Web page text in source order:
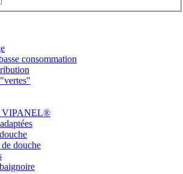
consommation
VIPANEL®
douche